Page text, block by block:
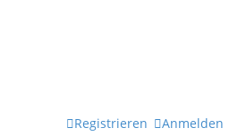
Anmelden
Registrieren